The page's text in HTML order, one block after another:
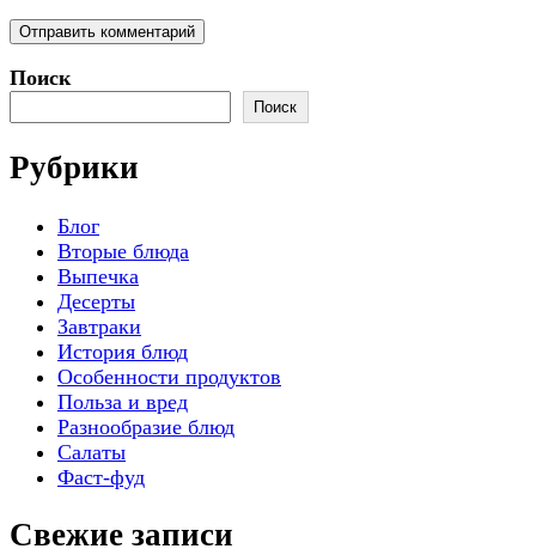
Поиск
Поиск
Рубрики
Блог
Вторые блюда
Выпечка
Десерты
Завтраки
История блюд
Особенности продуктов
Польза и вред
Разнообразие блюд
Салаты
Фаст-фуд
Свежие записи